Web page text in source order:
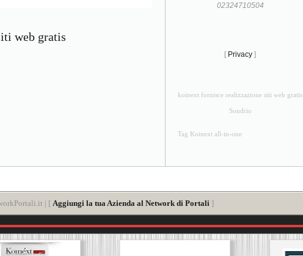
web gratis
02324710504
[ Privacy ]
koinext fornisce realizzazione siti web gratis
Sondrio
Tag Koinext all-in-one
| [ Aggiungi la tua Azienda al Network di Portali ]